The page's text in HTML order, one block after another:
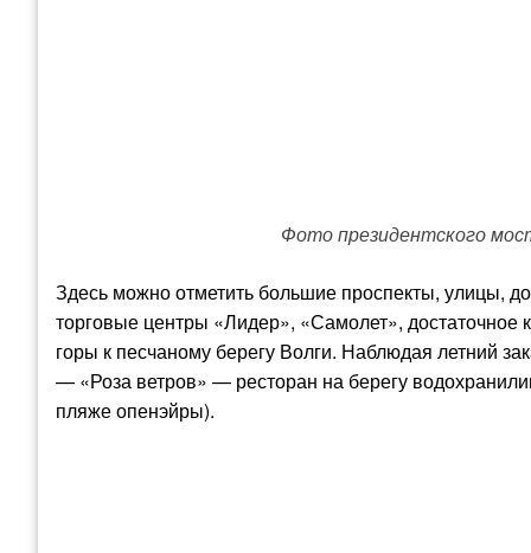
Фото президентского
Здесь можно отметить большие проспекты, улицы,
торговые центры «Лидер», «Самолет», достаточное
горы к песчаному берегу Волги. Наблюдая летний
— «Роза ветров» — ресторан на берегу
пляже опенэйры).